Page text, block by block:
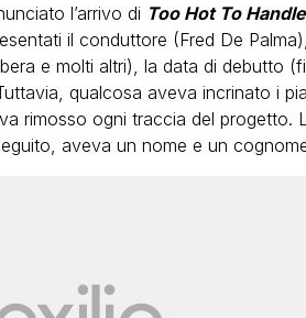
l’arrivo di Too Hot To
il conduttore (Fred De
e molti altri), la data di debutto
qualcosa aveva incrinato i
rimosso ogni traccia del progetto.
aveva un nome e un